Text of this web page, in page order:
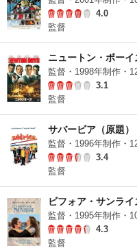
4.0
監督
ニュートン・ボーイ
監督・1998年制作・
3.1
監督
サバービア（原題）
監督・1996年制作・
3.4
監督
ビフォア・サンラ
監督・1995年制作・
4.3
監督